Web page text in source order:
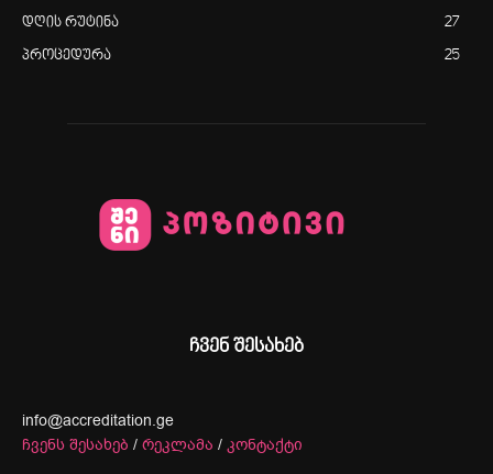
დღის რუტინა 27
პროცედურა 25
ჩვენ შესახებ
info@accreditation.ge
ჩვენს შესახებ / რეკლამა / კონტაქტი